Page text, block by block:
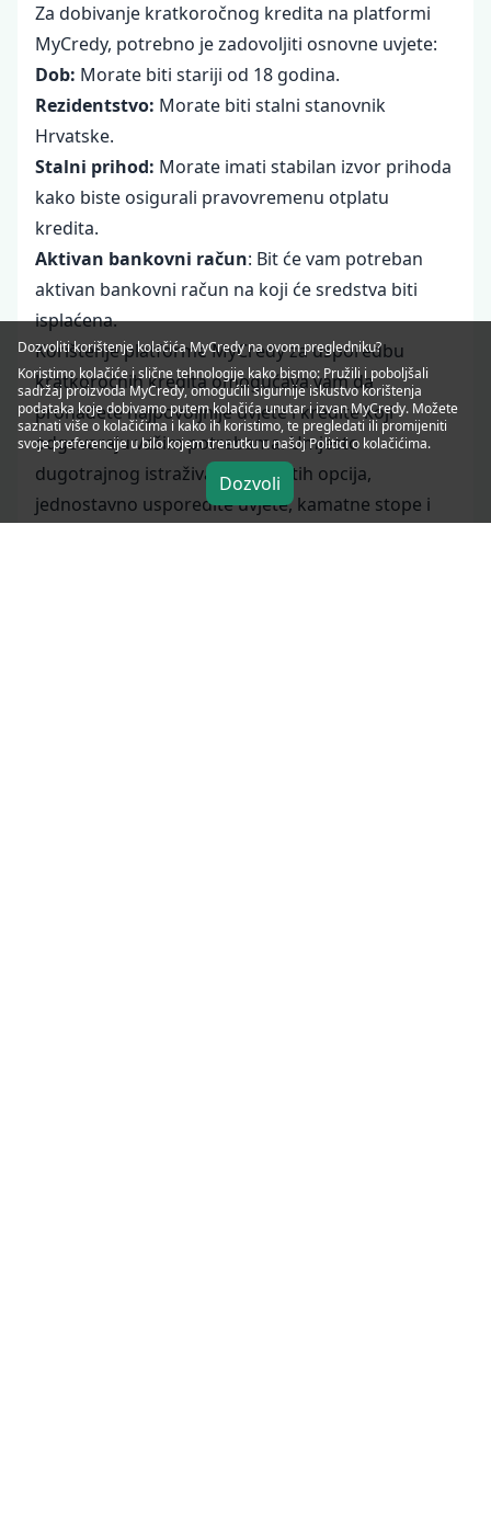
Za dobivanje kratkoročnog kredita na platformi
MyCredy, potrebno je zadovoljiti osnovne uvjete:
Dob: Morate biti stariji od 18 godina.
Rezidentstvo: Morate biti stalni stanovnik
Hrvatske.
Stalni prihod: Morate imati stabilan izvor prihoda
kako biste osigurali pravovremenu otplatu
kredita.
Aktivan bankovni račun: Bit će vam potreban
aktivan bankovni račun na koji će sredstva biti
isplaćena.
Korištenje platforme MyCredy za usporedbu
kratkoročnih kredita omogućava vam da
pronađete najpovoljnije uvjete i kredite koji
odgovaraju vašim potrebama. Umjesto
dugotrajnog istraživanja različitih opcija,
jednostavno usporedite uvjete, kamatne stope i
Dozvoliti korištenje kolačića MyCredy na ovom pregledniku?
Koristimo kolačićei slične tehnologije kako bismo: Pružili i poboljšali
sadržaj proizvoda MyCredy, omogućili sigurnije iskustvo korištenja
podataka koje dobivamo putem kolačića unutar i izvan MyCredy. Možete
saznati više o kolačićima i kako ih koristimo, te pregledati ili promijeniti
svoje preferencije u bilo kojem trenutku u našoj Politici o kolačićima.
Dozvoli